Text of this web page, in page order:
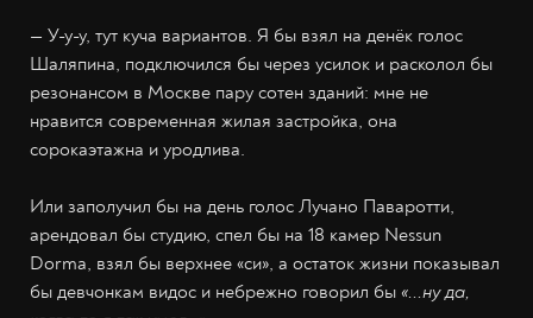
— У-у-у, тут куча вариантов. Я бы взял на денёк голос
Шаляпина, подключился бы через усилок и расколол бы
резонансом в Москве пару сотен зданий: мне не
нравится современная жилая застройка, она
сорокаэтажна и уродлива.
Или заполучил бы на день голос Лучано Паваротти,
арендовал бы студию, спел бы на 18 камер Nessun
Dorma, взял бы верхнее «си», а остаток жизни показывал
бы девчонкам видос и небрежно говорил бы «...ну да,